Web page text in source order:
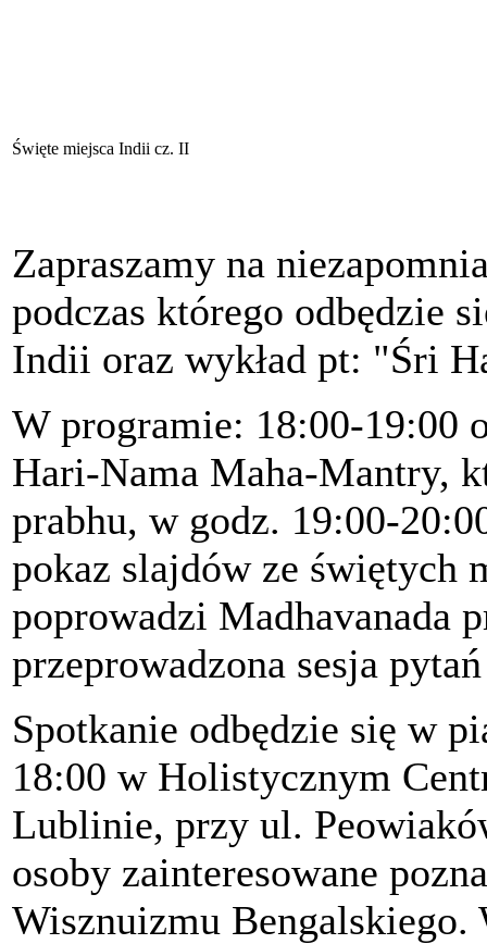
Święte miejsca Indii cz. II
Zapraszamy na
podczas którego odbędzie
Indii oraz wykład pt: "Śri
W programie: 18:00-19:00
Hari-Nama Maha-Mantry,
prabhu, w godz. 19:00-
pokaz slajdów ze świętych
poprowadzi Madhavanada
przeprowadzona sesja
Spotkanie odbędzie się w
18:00 w Holistycznym
Lublinie, przy ul.
osoby zainteresowane
Wisznuizmu